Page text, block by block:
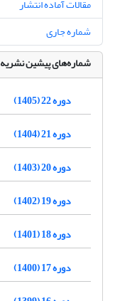
مقالات آماده انتشار
شماره جاری
شماره‌های پیشین نشریه
دوره 22 (1405)
دوره 21 (1404)
دوره 20 (1403)
دوره 19 (1402)
دوره 18 (1401)
دوره 17 (1400)